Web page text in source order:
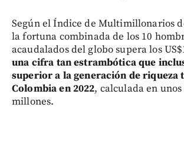
Según el Índice de Multimillonarios
la fortuna combinada de los 10
acaudalados del globo supera los
una cifra tan estrambótica que
superior a la generación de riqueza
Colombia en 2022, calculada en unos
millones.